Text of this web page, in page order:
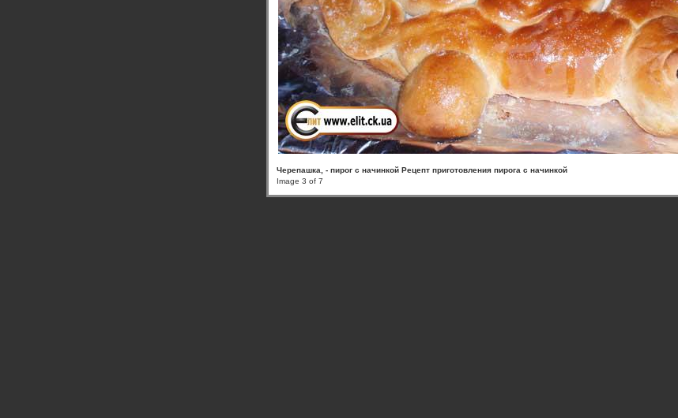
Черепашка, - пирог с начинкой Рецепт приготовления пирога с начинкой
Image 3 of 7